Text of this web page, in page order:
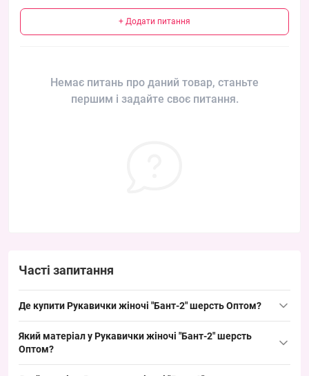
+ Додати питання
Немає питань про даний товар, станьте
першим і задайте своє питання.
Часті запитання
Де купити Рукавички жіночі "Бант-2" шерсть Оптом?
упаковкою з Одеса 7КМ; модель ходова в зимовий період і
бантиком, що забезпечує швидкий обіг на роздрібних точках.
Який матеріал у Рукавички жіночі "Бант-2" шерсть
Оптом?